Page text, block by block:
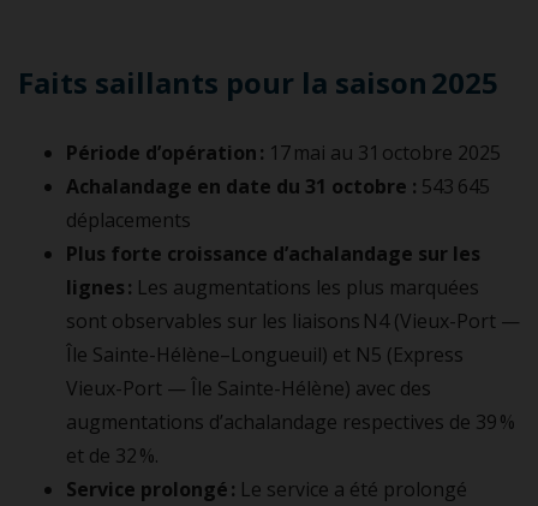
Faits saillants pour la saison 2025
Période d’opération : 17 mai au 31 octobre 2025
Achalandage en date du 31 octobre : 543 645
déplacements
Plus forte croissance d’achalandage sur les
lignes : Les augmentations les plus marquées
sont observables sur les liaisons N4 (Vieux-Port —
Île Sainte-Hélène–Longueuil) et N5 (Express
Vieux-Port — Île Sainte-Hélène) avec des
augmentations d’achalandage respectives de 39 %
et de 32 %.
Service prolongé : Le service a été prolongé